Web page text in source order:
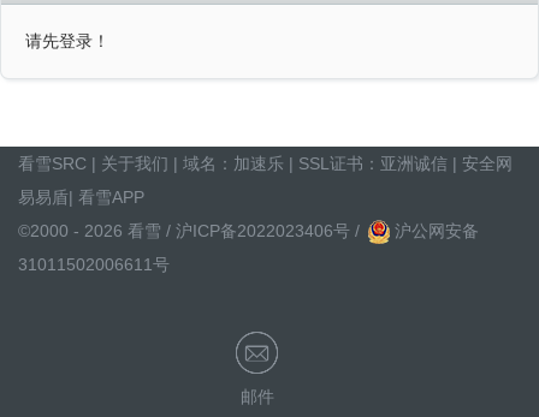
请先登录！
看雪SRC | 关于我们 | 域名： 加速乐 | SSL证书： 亚洲诚信 | 安全网
易易盾| 看雪APP
©2000 - 2026 看雪 / 沪ICP备2022023406号 /
沪公网安备
31011502006611号
邮件